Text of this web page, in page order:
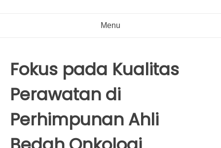
Menu
Fokus pada Kualitas
Perawatan di
Perhimpunan Ahli